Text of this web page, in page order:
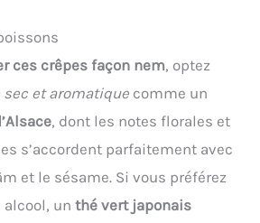
ces crêpes façon nem, optez
et aromatique comme un
, dont les notes florales et
s’accordent parfaitement avec
et le sésame. Si vous préférez
alcool, unthé vert japonais